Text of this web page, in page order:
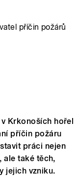
příčin požárů
Krkonoších hořel
příčin požáru
práci nejen
ale také těch,
jejich vzniku.